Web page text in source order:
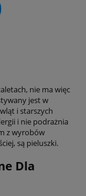
nie ma więc
jest w
i starszych
i nie podrażnia
z wyrobów
są pieluszki.
Dla